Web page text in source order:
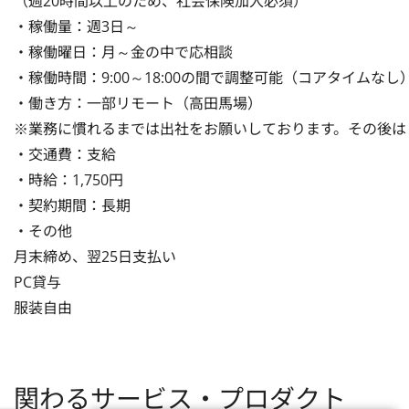
・稼働量：週3日～
・稼働曜日：月～金の中で応相談
・稼働時間：9:00～18:00の間で調整可能（コアタイムなし）
・働き方：一部リモート（高田馬場）
※業務に慣れるまでは出社をお願いしております。その後は
・交通費：支給
・時給：1,750円
・契約期間：長期
・その他
月末締め、翌25日支払い
PC貸与
服装自由
関わるサービス・プロダクト